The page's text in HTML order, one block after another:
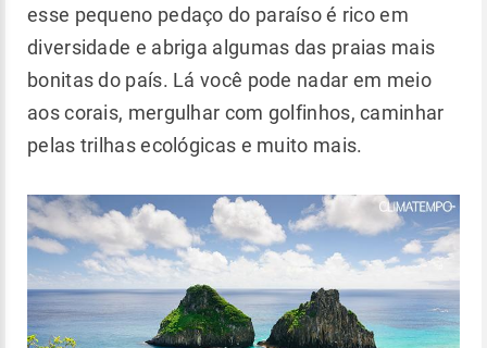
esse pequeno pedaço do paraíso é rico em
diversidade e abriga algumas das praias mais
bonitas do país. Lá você pode nadar em meio
aos corais, mergulhar com golfinhos, caminhar
pelas trilhas ecológicas e muito mais.